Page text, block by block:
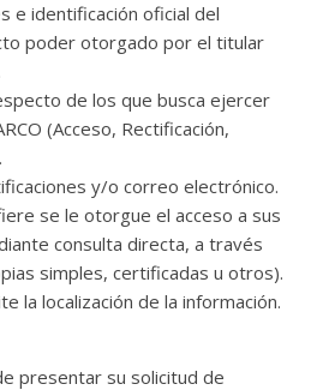
e identificación oficial del
poder otorgado por el titular
de los que busca ejercer
(Acceso, Rectificación,
y/o correo electrónico.
se le otorgue el acceso a sus
consulta directa, a través
simples, certificadas u otros).
la localización de la información.
presentar su solicitud de